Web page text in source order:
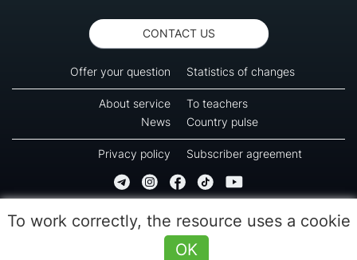
CONTACT US
Offer your question Statistics of changes
About service
To teachers
News
Country pulse
Privacy policy Subscriber agreement
All rights reserved. No part of information from this page can be copied, reprinted or
used for reproduction, transmission to other devices. The last reload time 09:55
To work correctly, the resource uses a cookie
OK